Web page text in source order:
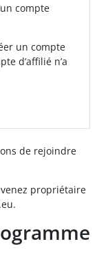
compte
un compte
d’affilié n’a
de rejoindre
propriétaire